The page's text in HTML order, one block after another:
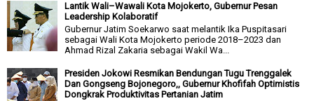
Lantik Wali–Wawali Kota Mojokerto, Gubernur Pesan
Leadership Kolaboratif
Gubernur Jatim Soekarwo saat melantik Ika Puspitasari
sebagai Wali Kota Mojokerto periode 2018–2023 dan
Ahmad Rizal Zakaria sebagai Wakil Wa...
Presiden Jokowi Resmikan Bendungan Tugu Trenggalek
Dan Gongseng Bojonegoro,, Gubernur Khofifah Optimistis
Dongkrak Produktivitas Pertanian Jatim